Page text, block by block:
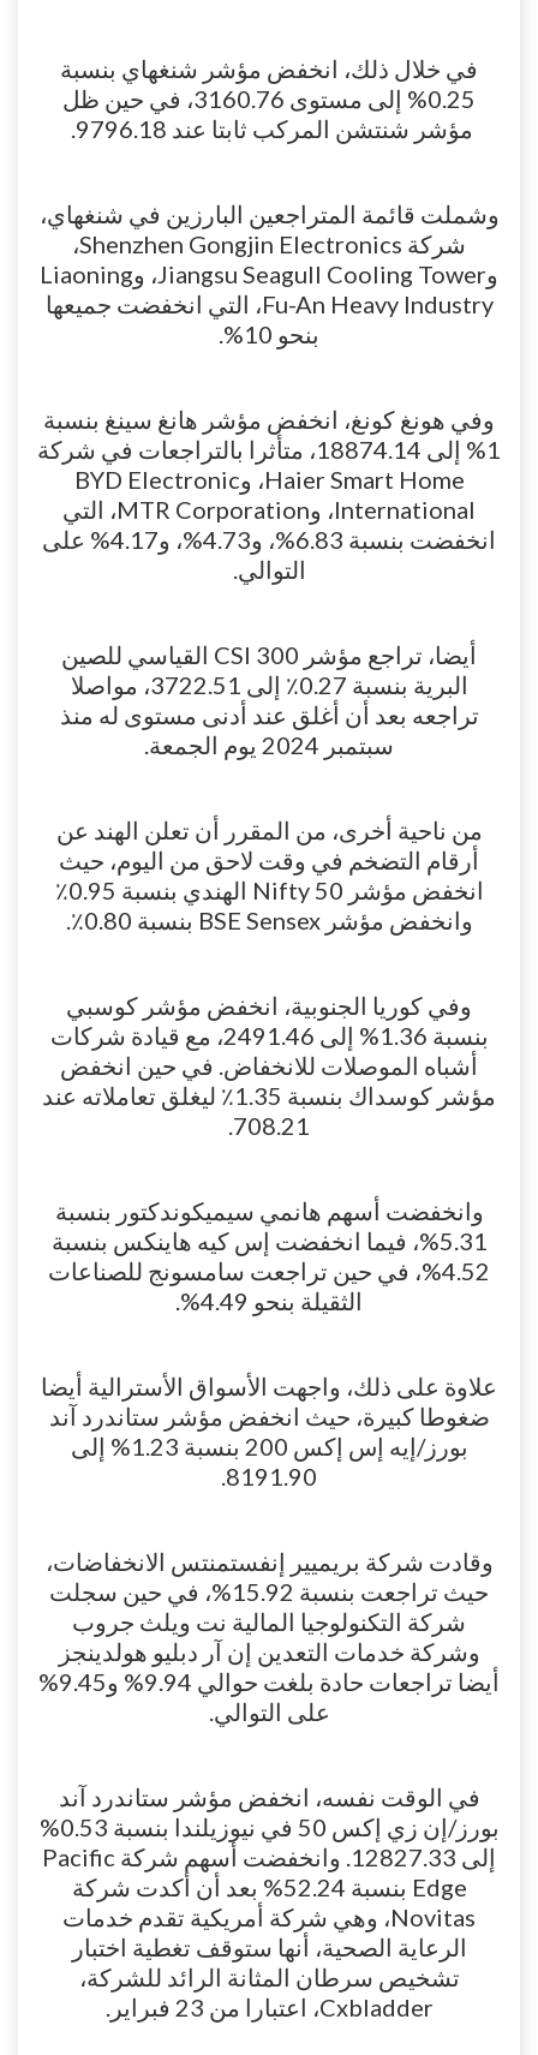
في خلال ذلك، انخفض مؤشر شنغهاي بنسبة
0.25% إلى مستوى 3160.76، في حين ظل
مؤشر شنتشن المركب ثابتا عند 9796.18.
وشملت قائمة المتراجعين البارزين في شنغهاي،
شركة Shenzhen Gongjin Electronics،
وJiangsu Seagull Cooling Tower، وLiaoning
Fu-An Heavy Industry، التي انخفضت جميعها
بنحو 10%.
وفي هونغ كونغ، انخفض مؤشر هانغ سينغ بنسبة
1% إلى 18874.14، متأثرا بالتراجعات في شركة
Haier Smart Home، وBYD Electronic
International، وMTR Corporation، التي
انخفضت بنسبة 6.83%، و4.73%، و4.17% على
التوالي.
أيضا، تراجع مؤشر CSI 300 القياسي للصين
البرية بنسبة 0.27٪ إلى 3722.51، مواصلا
تراجعه بعد أن أغلق عند أدنى مستوى له منذ
سبتمبر 2024 يوم الجمعة.
من ناحية أخرى، من المقرر أن تعلن الهند عن
أرقام التضخم في وقت لاحق من اليوم، حيث
انخفض مؤشر Nifty 50 الهندي بنسبة 0.95٪
وانخفض مؤشر BSE Sensex بنسبة 0.80٪.
وفي كوريا الجنوبية، انخفض مؤشر كوسبي
بنسبة 1.36% إلى 2491.46، مع قيادة شركات
أشباه الموصلات للانخفاض. في حين انخفض
مؤشر كوسداك بنسبة 1.35٪ ليغلق تعاملاته عند
708.21.
وانخفضت أسهم هانمي سيميكوندكتور بنسبة
5.31%، فيما انخفضت إس كيه هاينكس بنسبة
4.52%، في حين تراجعت سامسونج للصناعات
الثقيلة بنحو 4.49%.
علاوة على ذلك، واجهت الأسواق الأسترالية أيضا
ضغوطا كبيرة، حيث انخفض مؤشر ستاندرد آند
بورز/إيه ​​إس إكس 200 بنسبة 1.23% إلى
8191.90.
وقادت شركة بريميير إنفستمنتس الانخفاضات،
حيث تراجعت بنسبة 15.92%، في حين سجلت
شركة التكنولوجيا المالية نت ويلث جروب
وشركة خدمات التعدين إن آر دبليو هولدينجز
أيضا تراجعات حادة بلغت حوالي 9.94% و9.45%
على التوالي.
في الوقت نفسه، انخفض مؤشر ستاندرد آند
بورز/إن زي إكس 50 في نيوزيلندا بنسبة 0.53%
إلى 12827.33. وانخفضت أسهم شركة Pacific
Edge بنسبة 52.24% بعد أن أكدت شركة
Novitas، وهي شركة أمريكية تقدم خدمات
الرعاية الصحية، أنها ستوقف تغطية اختبار
تشخيص سرطان المثانة الرائد للشركة،
Cxbladder، اعتبارا من 23 فبراير.